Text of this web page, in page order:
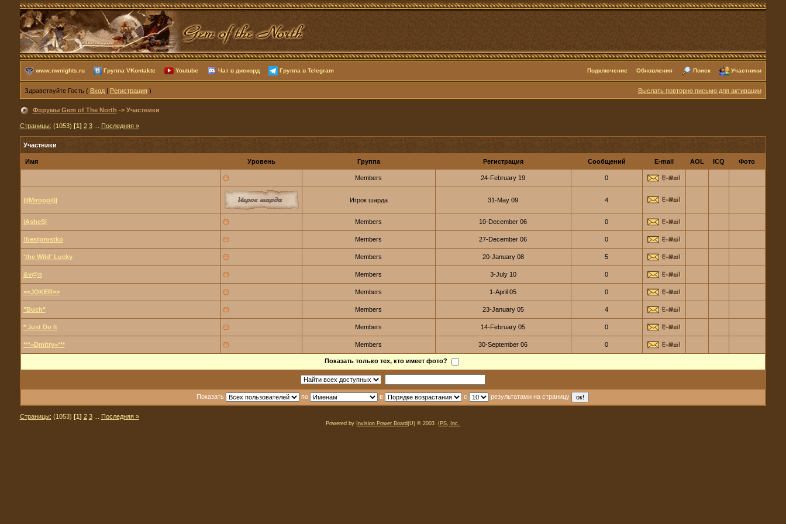
www.nwnights.ru Группа VKontakte Youtube Чат в дискорд Группа в Telegram Подключение Обновления Поиск Участники
Здравствуйте Гость ( Вход| Регистрация) Выслать повторно письмо для активации
Форумы Gem of The North -> Участники
Страницы: (1053) [1] 2 3... Последняя »
Участники
Имя Уровень Группа Регистрация Сообщений E-mail AOL ICQ Фото
Members 24-February 19 0
|||Miroppi||| Игрок шарда 31-May 09 4
|AsheS| Members 10-December 06 0
!bestprostko Members 27-December 06 0
'the Wild' Lucky Members 20-January 08 5
&v@n Members 3-July 10 0
<<JOKER>> Members 1-April 05 0
"Buch" Members 23-January 05 4
* Just Do It Members 14-February 05 0
***=Dmitry=*** Members 30-September 06 0
Показать только тех, кто имеет фото?
Показать по в с результатами на страницу
Страницы: (1053) [1] 2 3... Последняя »
Powered by Invision Power Board(U) © 2003 IPS, Inc.